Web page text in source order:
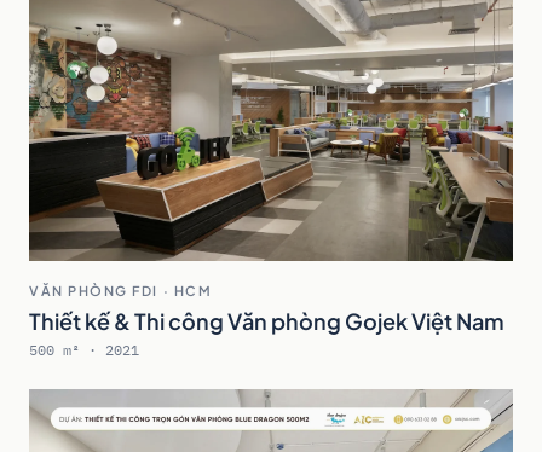
VĂN PHÒNG FDI · HCM
Thiết kế & Thi công Văn phòng Gojek Việt Nam
500 m² · 2021